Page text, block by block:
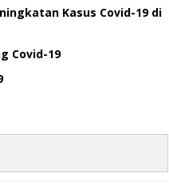
Kasus Covid-19 di
Covid-19